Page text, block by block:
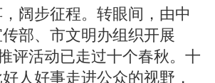
步征程。转眼间，由中
部、市文明办组织开展
评活动已走过十个春秋。十
人好事走进公众的视野，